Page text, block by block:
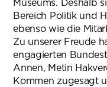
Museums. Deshalb
Bereich Politik und
ebenso wie die
Zu unserer Freude
engagierten
Annen, Metin
Kommen zugesagt